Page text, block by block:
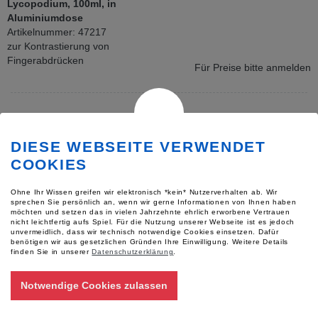
Lycopodium, 100ml, in
Aluminiumdose
Artikelnummer: 47217
zur Kontrastierung von
Fingerabdrücken
Für Preise bitte anmelden
Caput-Mortuum mit
Reisstärke
Fingerabdrücken
DIESE WEBSEITE VERWENDET
COOKIES
Ohne Ihr Wissen greifen wir elektronisch *kein* Nutzerverhalten ab. Wir
sprechen Sie persönlich an, wenn wir gerne Informationen von Ihnen haben
möchten und setzen das in vielen Jahrzehnte ehrlich erworbene Vertrauen
nicht leichtfertig aufs Spiel. Für die Nutzung unserer Webseite ist es jedoch
unvermeidlich, dass wir technisch notwendige Cookies einsetzen. Dafür
benötigen wir aus gesetzlichen Gründen Ihre Einwilligung.
Weitere Details
finden Sie in unsererDatenschutzerklärung
Notwendige Cookies zulassen